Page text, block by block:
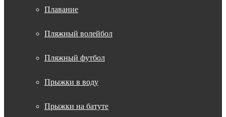
Плавание
Пляжный волейбол
Пляжный футбол
Прыжки в воду
Прыжки на батуте